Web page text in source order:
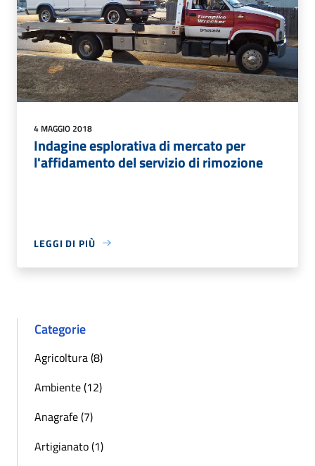
4 MAGGIO 2018
Indagine esplorativa di mercato per
l'affidamento del servizio di rimozione
LEGGI DI PIÙ
Categorie
Agricoltura (8)
Ambiente (12)
Anagrafe (7)
Artigianato (1)